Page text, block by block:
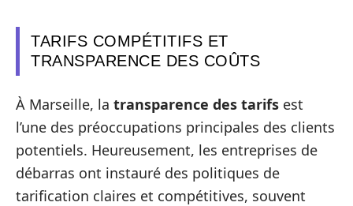
TARIFS COMPÉTITIFS ET
TRANSPARENCE DES COÛTS
À Marseille, la transparence des tarifs est
l’une des préoccupations principales des clients
potentiels. Heureusement, les entreprises de
débarras ont instauré des politiques de
tarification claires et compétitives, souvent